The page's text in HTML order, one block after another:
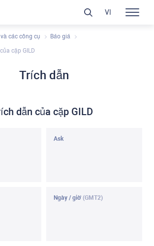
các công cụ Báo giá
cặp GILD
Trích dẫn
dẫn của cặp GILD
Ask
Ngày / giờ (GMT2)
VI